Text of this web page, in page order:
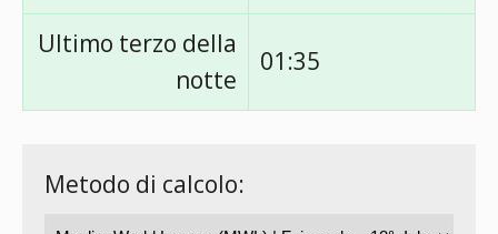
Ultimo terzo della
notte
01:35
Metodo di calcolo: